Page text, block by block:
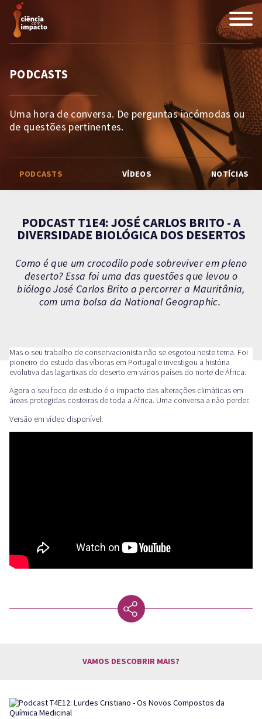
PODCASTS
Uma hora de conversa. De perguntas incómodas ou
de questões pertinentes.
PODCASTS VÍDEOS NOTÍCIAS
PODCAST T1E4: JOSÉ CARLOS BRITO - A
DIVERSIDADE BIOLÓGICA DOS DESERTOS
Como é que um crocodilo pode sobreviver em pleno
deserto? Essa foi uma das questões que levou o
biólogo José Carlos Brito a percorrer a Mauritânia,
com uma bolsa da National Geographic.
Mas o seu trabalho de conservacionista não se esgotou neste tema. Foi
pioneiro do estudo das víboras em Portugal e investigou a história
evolutiva das lagartixas do deserto em vários países do norte de África.
Agora o seu foco de estudo é o impacto das alterações climáticas em
áreas protegidas costeiras de toda a África. Uma conversa a não perder.
Versão em vídeo disponível:
VAMOS DESCOBRIR MAIS?